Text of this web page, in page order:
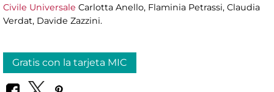
Civile Universale Carlotta Anello, Flaminia Petrassi, Claudia
Verdat, Davide Zazzini.
Gratis con la tarjeta MIC